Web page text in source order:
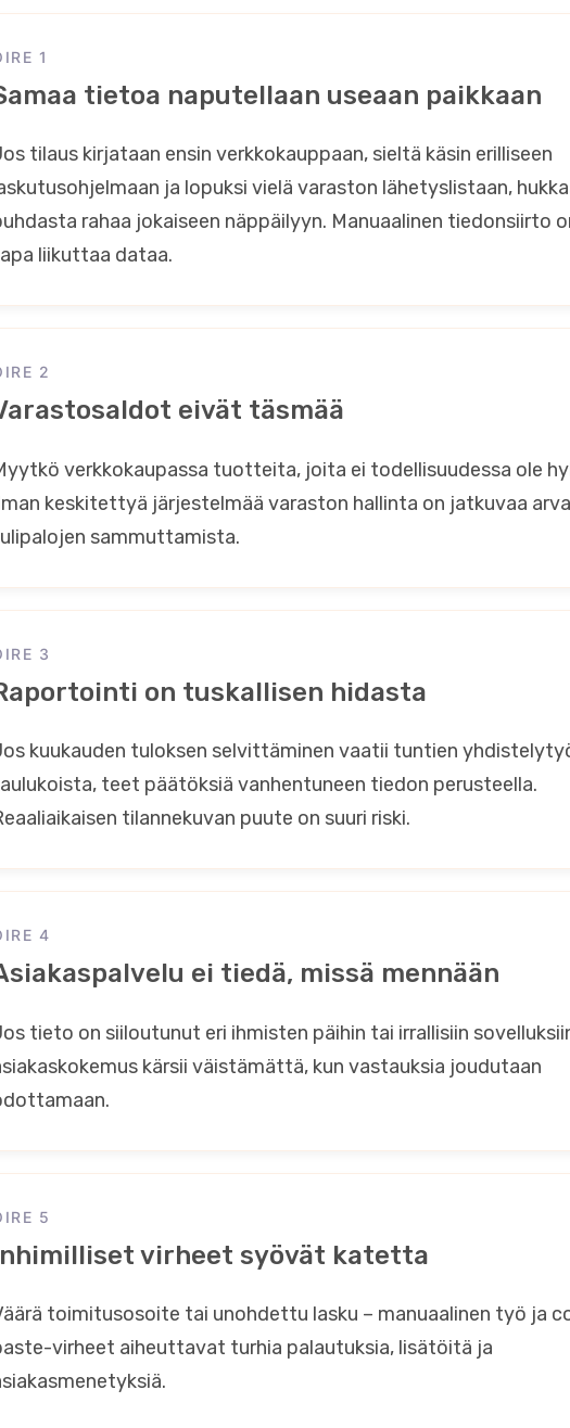
1
tietoa naputellaan useaan paikkaan
tilaus kirjataan ensin verkkokauppaan, sieltä käsin erilliseen
ja lopuksi vielä varaston lähetyslistaan,
rahaa jokaiseen näppäilyyn. Manuaalinen tiedonsiirto
liikuttaa dataa.
2
eivät täsmää
verkkokaupassa tuotteita, joita ei todellisuudessa ole
keskitettyä järjestelmää varaston hallinta on jatkuvaa
sammuttamista.
3
on tuskallisen hidasta
kuukauden tuloksen selvittäminen vaatii tuntien
teet päätöksiä vanhentuneen tiedon perusteella.
tilannekuvan puute on suuri riski.
4
ei tiedä, missä mennään
tieto on siiloutunut eri ihmisten päihin tai irrallisiin
kärsii väistämättä, kun vastauksia joudutaan
5
virheet syövät katetta
toimitusosoite tai unohdettu lasku – manuaalinen työ ja
virheet aiheuttavat turhia palautuksia, lisätöitä ja